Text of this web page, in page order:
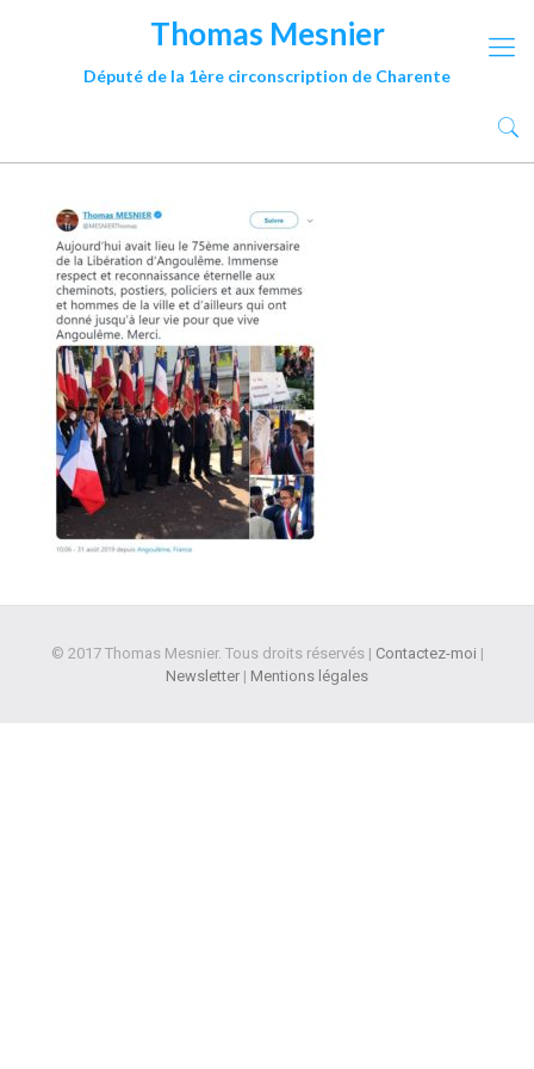
Thomas Mesnier
Député de la 1ère circonscription de Charente
© 2017 Thomas Mesnier. Tous droits réservés | Contactez-moi |
Newsletter | Mentions légales